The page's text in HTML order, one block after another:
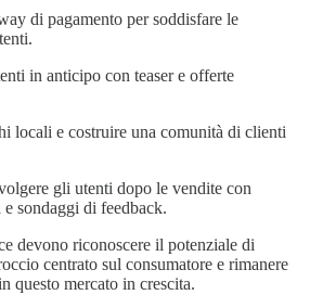
di pagamento per soddisfare le
in anticipo con teaser e offerte
locali e costruire una comunità di clienti
gli utenti dopo le vendite con
sondaggi di feedback.
devono riconoscere il potenziale di
centrato sul consumatore e rimanere
questo mercato in crescita.